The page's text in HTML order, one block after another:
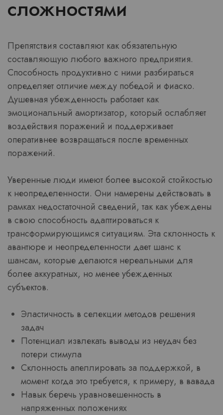
сложностями
Препятствия составляют как обязательную
составляющую любого важного предприятия.
Способность продуктивно с ними разбираться
определяет отличие между победой и фиаско.
Душевная убежденность работает как
эмоциональный амортизатор, который ослабляет
воздействия поражений и поддерживает
оперативнее возвращаться после временных
поражений.
Уверенные люди имеют более высокой стойкостью
к неопределенности. Они намерены действовать в
рамках недостаточной сведений, так как убеждены
в свою способность адаптироваться к
трансформирующимся ситуациям. Эта склонность к
авантюре и неопределенности дает шанс к
шансам, которые делаются нереальными для
более аккуратных, но менее убежденных
субъектов.
Эластичность в селекции методов решения
задач
Потенциал извлекать выводы из неудач без
потери стимула
Склонность апеллировать за поддержкой, в
момент когда это требуется, к примеру, в вавада
Навык беречь уравновешенность в
напряженных положениях